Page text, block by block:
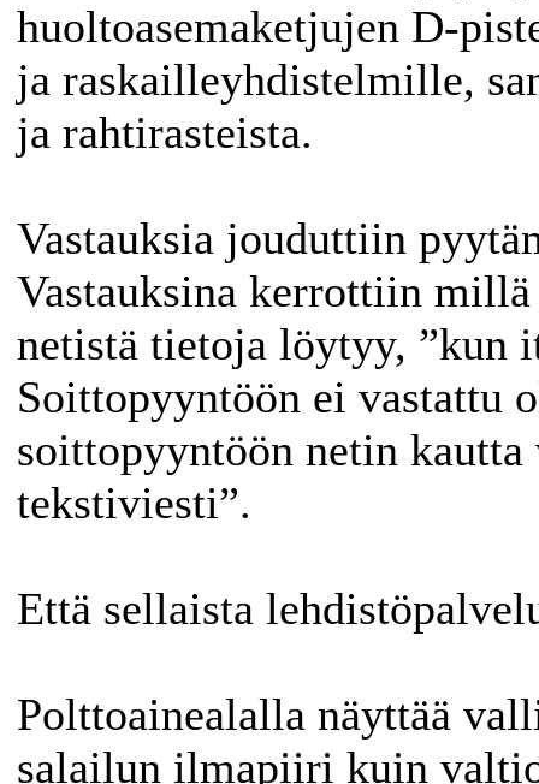
huoltoasemaketjujen D-
ja raskailleyhdistelmille,
ja rahtirasteista.
Vastauksia jouduttiin
Vastauksina kerrottiin
netistä tietoja löytyy, ”kun
Soittopyyntöön ei vastattu
soittopyyntöön netin
tekstiviesti”.
Että sellaista
Polttoainealalla näyttää
salailun ilmapiiri kuin